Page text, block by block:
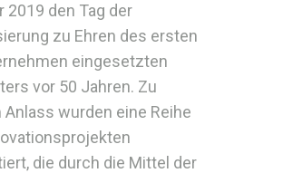
2019 den Tag der
zu Ehren des ersten
eingesetzten
vor 50 Jahren. Zu
Anlass wurden eine Reihe
die durch die Mittel der